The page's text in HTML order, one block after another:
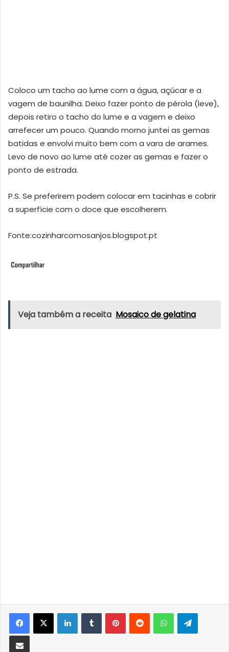
Coloco um tacho ao lume com a água, açúcar e a
vagem de baunilha. Deixo fazer ponto de pérola (leve),
depois retiro o tacho do lume e a vagem e deixo
arrefecer um pouco. Quando morno juntei as gemas
batidas e envolvi muito bem com a vara de arames.
Levo de novo ao lume até cozer as gemas e fazer o
ponto de estrada.
P.S. Se preferirem podem colocar em tacinhas e cobrir
a superfície com o doce que escolherem.
Fonte:cozinharcomosanjos.blogspot.pt
Veja também a receita Mosaico de gelatina
LinkedInTumblrPinterestReddit WhatsApp
Partilhar Via Email